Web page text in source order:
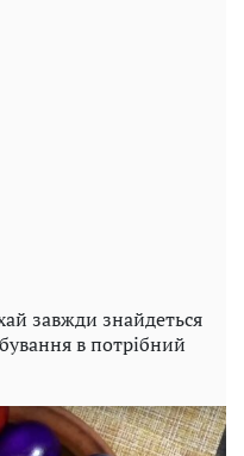
завжди знайдеться
в потрібний